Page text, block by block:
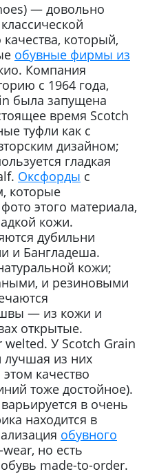
— довольно
который,
обувные фирмы из
Компания
с 1964 года,
была запущена
время Scotch
туфли как с
дизайном;
гладкая
Оксфорды с
которые
этого материала,
кожи.
дубильни
и Бангладеша.
кожи;
и резиновыми
— из кожи и
открытые.
У Scotch Grain
лучшая из них
качество
тоже достойное).
в очень
находится в
обувного
но есть
made-to-order.